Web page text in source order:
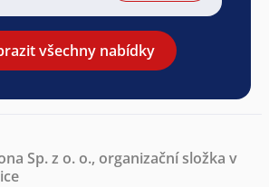
všechny nabídky
Sp. z o. o., organizační složka v